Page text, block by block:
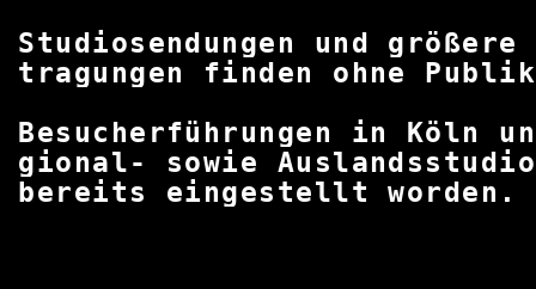
Studiosendungen und
tragungen finden ohne
Besucherführungen in Köln
gional- sowie
bereits eingestellt